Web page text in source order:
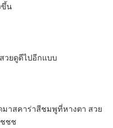
ขึ้น
วยดูดีไปอีกแบบ
มาสคาร่าสีชมพูที่หางตา สวย
ชช